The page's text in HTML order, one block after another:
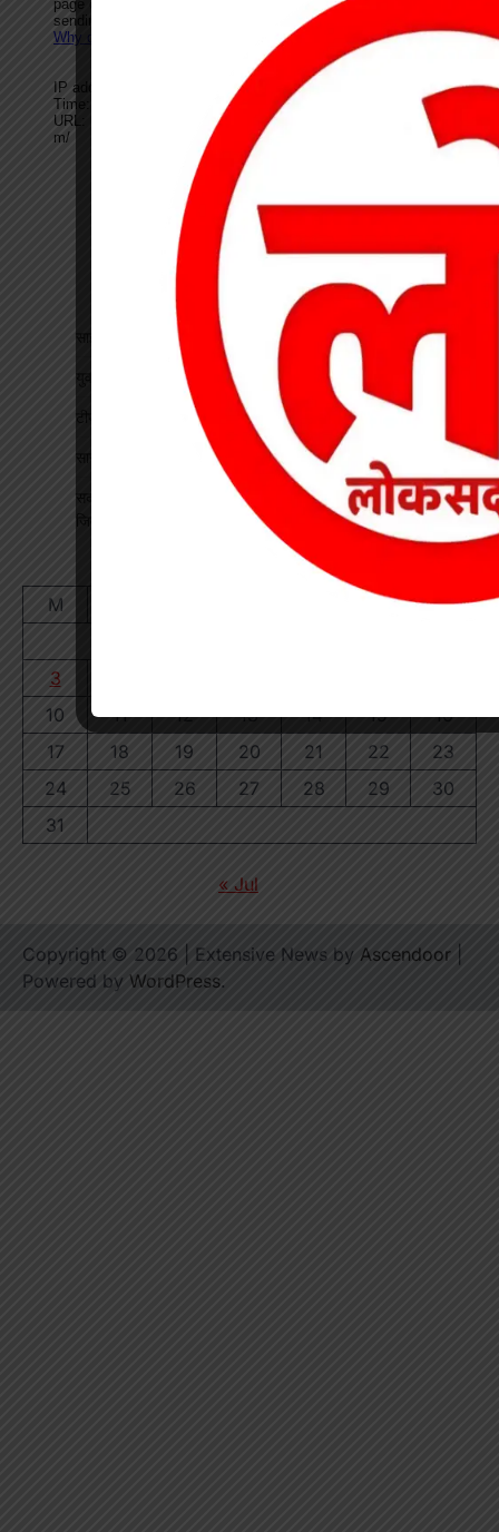
साइबर सेल की बड़ी सफलता, 1250 मोबाइल पहुंचे असली मालिकों तक
युवती से मारपीट कर मोबाइल लूटने वाला आरोपी गिरफ्तार
टीपी नगर में ऑटो चालकों की बैठक, यातायात नियमों के पालन पर जोर
सागौन तस्करी पर वन विभाग की कार्रवाई, तीन गोलों से लदी वेन जब्त
सदस्यता सत्यापन को लेकर एचएमएस की बैठक, पदाधिकारियों को सौंपी
M
S
S
3
10
11 12 13 14 15
16
17
18 19 20 21 22
23
24
25 26 27 28 29
30
31
« Jul
Copyright © 2026 | Extensive News by Ascendoor
Powered by WordPress.